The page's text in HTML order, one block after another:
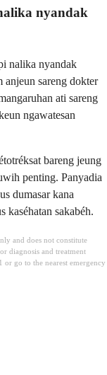
nyandak
nalika nyandak
anjeun sareng dokter
ati sareng
ngawatesan
bareng jeung
penting. Panyadia
dumasar kana
kaséhatan sakabéh.
and does not constitute
diagnosis and treatment
go to the nearest emergency